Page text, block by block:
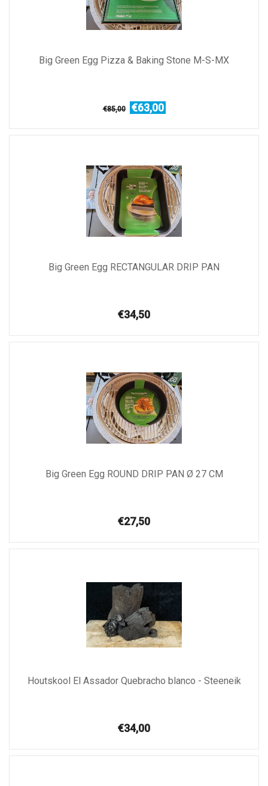
Big Green Egg Pizza & Baking Stone M-S-MX
€85,00 €63,00
Big Green Egg RECTANGULAR DRIP PAN
€34,50
Big Green Egg ROUND DRIP PAN Ø 27 CM
€27,50
Houtskool El Assador Quebracho blanco - Steeneik
€34,00